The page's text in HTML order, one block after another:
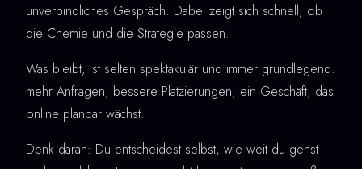
unverbindliches Gespräch. Dabei zeigt sich schnell, ob
die Chemie und die Strategie passen.
Was bleibt, ist selten spektakulär und immer grundlegend:
mehr Anfragen, bessere Platzierungen, ein Geschäft, das
online planbar wächst.
Denk daran: Du entscheidest selbst, wie weit du gehst